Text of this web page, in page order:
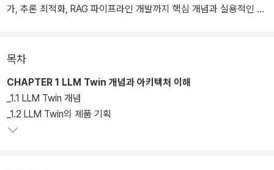
가, 추론 최적화, RAG 파이프라인 개발까지 핵심 개념과 실용적인 기
집과 전처리, 모델 파인튜닝 등 LLM 엔지니어링의 실전 노하우를 깊
목차
CHAPTER 1 LLM Twin 개념과 아키텍처 이해
_1.1 LLM Twin 개념
_1.2 LLM Twin의 제품 기획